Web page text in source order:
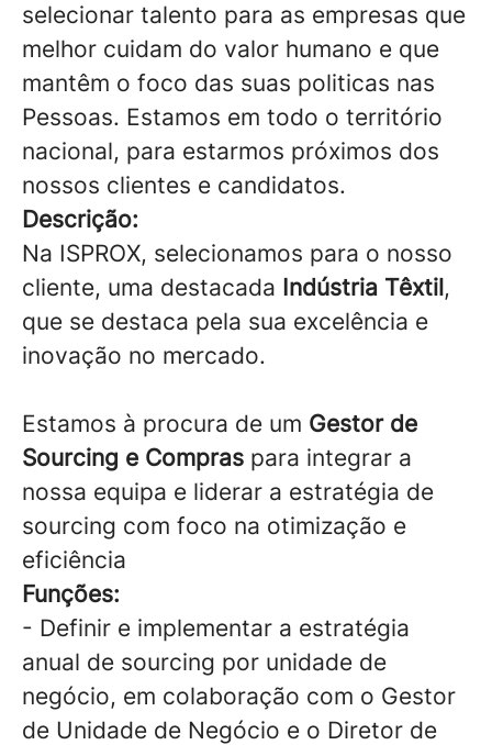
selecionar talento para as empresas que
melhor cuidam do valor humano e que
mantêm o foco das suas politicas nas
Pessoas. Estamos em todo o território
nacional, para estarmos próximos dos
nossos clientes e candidatos.
Descrição:
Na ISPROX, selecionamos para o nosso
cliente, uma destacada Indústria Têxtil,
que se destaca pela sua excelência e
inovação no mercado.
Estamos à procura de um Gestor de
Sourcing e Compras para integrar a
nossa equipa e liderar a estratégia de
sourcing com foco na otimização e
eficiência
Funções:
- Definir e implementar a estratégia
anual de sourcing por unidade de
negócio, em colaboração com o Gestor
de Unidade de Negócio e o Diretor de